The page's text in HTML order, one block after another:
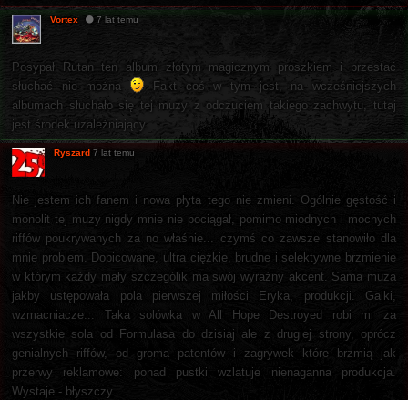
Vortex 7 lat temu
Posypał Rutan ten album złotym magicznym proszkiem i przestać
słuchać nie można
Fakt coś w tym jest, na wcześniejszych
albumach słuchało się tej muzy z odczuciem takiego zachwytu, tutaj
jest środek uzależniający.
Ryszard 7 lat temu
Nie jestem ich fanem i nowa płyta tego nie zmieni. Ogólnie gęstość i
monolit tej muzy nigdy mnie nie pociągał, pomimo miodnych i mocnych
riffów poukrywanych za no właśnie... czymś co zawsze stanowiło dla
mnie problem. Dopicowane, ultra ciężkie, brudne i selektywne brzmienie
w którym każdy mały szczególik ma swój wyraźny akcent. Sama muza
jakby ustępowała pola pierwszej miłości Eryka, produkcji. Galki,
wzmacniacze... Taka solówka w All Hope Destroyed robi mi za
wszystkie sola od Formulasa do dzisiaj ale z drugiej strony, oprócz
genialnych riffów, od groma patentów i zagrywek które brzmią jak
przerwy reklamowe: ponad pustki wzlatuje nienaganna produkcja.
Wystaje - błyszczy.